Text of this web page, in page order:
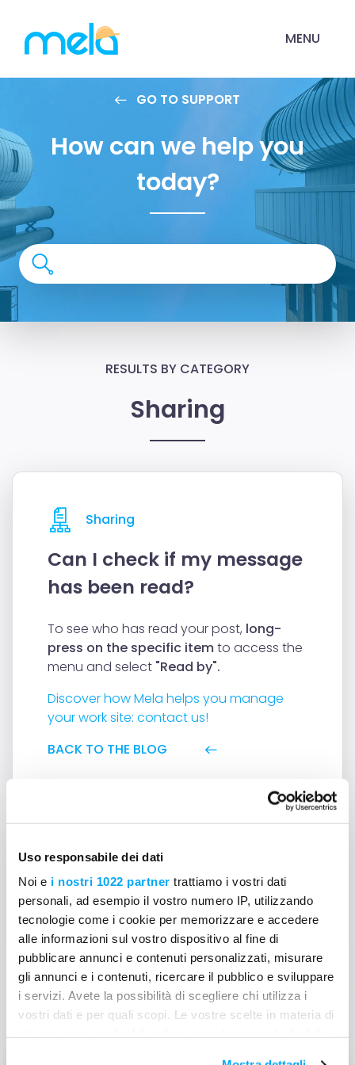
Uso responsabile dei dati
Noi e i nostri 1022 partner trattiamo i vostri dati
personali, ad esempio il vostro numero IP, utilizzando
tecnologie come i cookie per memorizzare e accedere
alle informazioni sul vostro dispositivo al fine di
pubblicare annunci e contenuti personalizzati, misurare
gli annunci e i contenuti, ricercare il pubblico e sviluppare
i servizi. Avete la possibilità di scegliere chi utilizza i
vostri dati e per quali scopi. Le vostre scelte in materia di
MENU
GO TO SUPPORT
How can we help you
today?
RESULTS BY CATEGORY
Sharing
Sharing
Can I check if my message
has been read?
To see who has read your post, long-
press on the specific itemto access the
menu and select "Read by".
Discover how Mela helps you manage
your work site: contact us!
BACK TO THE BLOG
Can't find answers to your
question?
Contact us